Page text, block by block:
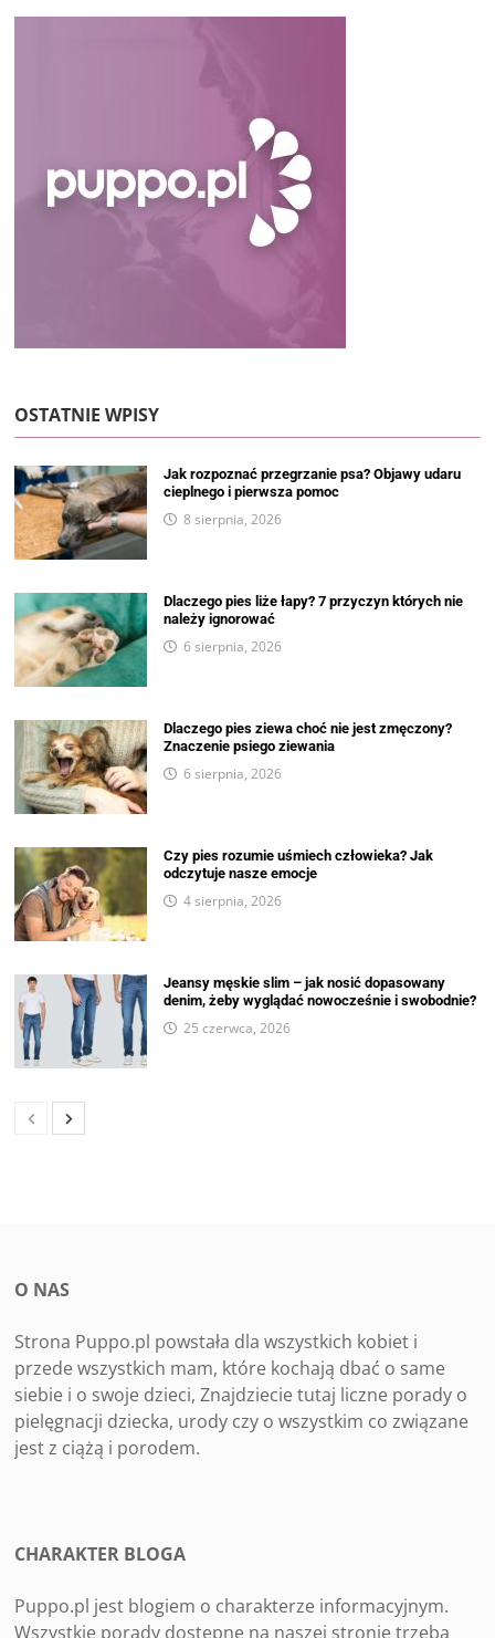
OSTATNIE WPISY
Jak rozpoznać przegrzanie psa? Objawy udaru
cieplnego i pierwsza pomoc
8 sierpnia, 2026
Dlaczego pies liże łapy? 7 przyczyn których nie
należy ignorować
6 sierpnia, 2026
Dlaczego pies ziewa choć nie jest zmęczony?
Znaczenie psiego ziewania
6 sierpnia, 2026
Czy pies rozumie uśmiech człowieka? Jak
odczytuje nasze emocje
4 sierpnia, 2026
Jeansy męskie slim – jak nosić dopasowany
denim, żeby wyglądać nowocześnie i swobodnie?
25 czerwca, 2026
O NAS
Strona Puppo.pl powstała dla wszystkich kobiet i
przede wszystkich mam, które kochają dbać o same
siebie i o swoje dzieci, Znajdziecie tutaj liczne porady o
pielęgnacji dziecka, urody czy o wszystkim co związane
jest z ciążą i porodem.
CHARAKTER BLOGA
Puppo.pl jest blogiem o charakterze informacyjnym.
Wszystkie porady dostępne na naszej stronie trzeba